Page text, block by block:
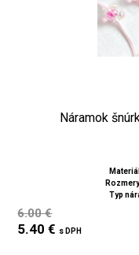
Náramok
Typ
6.00 €
5.40 € s DPH